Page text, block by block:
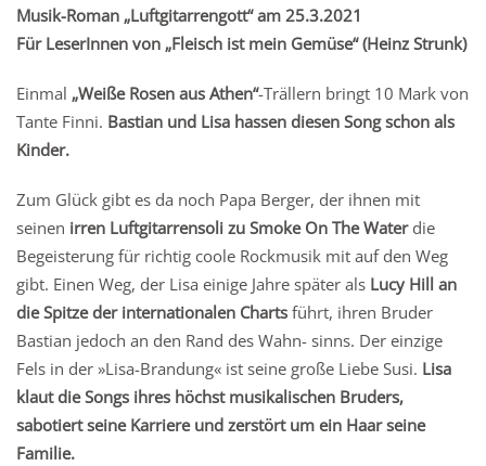
Musik-Roman „Luftgitarrengott“ am 25.3.2021
Für LeserInnen von „Fleisch ist mein Gemüse“ (Heinz Strunk)
Einmal „Weiße Rosen aus Athen“-Trällern bringt 10 Mark von
Tante Finni. Bastian und Lisa hassen diesen Song schon als
Kinder.
Zum Glück gibt es da noch Papa Berger, der ihnen mit
seinen irren Luftgitarrensoli zu Smoke On The Waterdie
Begeisterung für richtig coole Rockmusik mit auf den Weg
gibt. Einen Weg, der Lisa einige Jahre später als Lucy Hill an
die Spitze der internationalen Charts führt, ihren Bruder
Bastian jedoch an den Rand des Wahn- sinns. Der einzige
Fels in der »Lisa-Brandung« ist seine große Liebe Susi. Lisa
klaut die Songs ihres höchst musikalischen Bruders,
sabotiert seine Karriere und zerstört um ein Haar seine
Familie.